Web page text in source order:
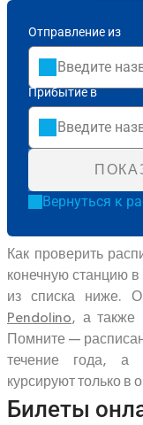
Отправление из
Прибытие в
Вернуться к
Как проверить
конечную станцию
из списка ниже.
Pendolino, а также
Помните —
течение года, а
курсируют только в
Билеты